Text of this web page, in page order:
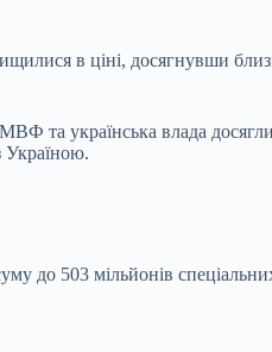
в ціні, досягнувши
та українська влада
Україною.
до 503 мільйонів